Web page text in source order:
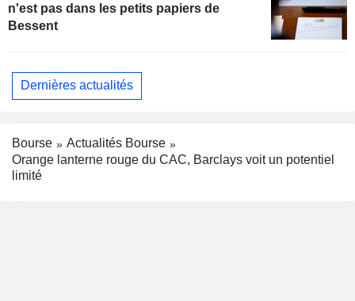
n'est pas dans les petits papiers de
Bessent
Dernières actualités
Bourse
Actualités Bourse
Orange lanterne rouge du CAC, Barclays voit un potentiel
limité